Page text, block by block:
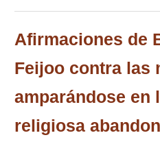
Afirmaciones de
Feijoo contra las
amparándose en
religiosa